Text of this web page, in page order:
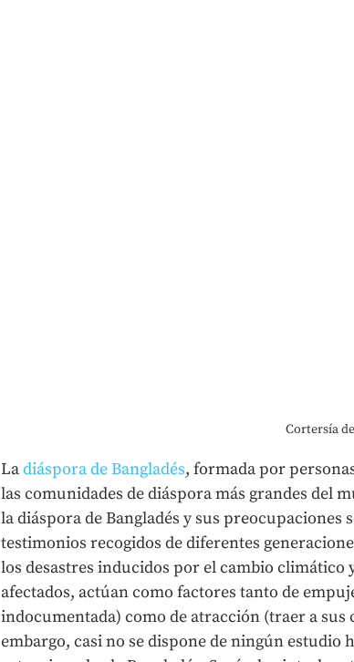
Cortersía
La diáspora de Bangladés, formada por
las comunidades de diáspora más grandes del
la diáspora de Bangladés y sus preocupaciones
testimonios recogidos de diferentes
los desastres inducidos por el cambio climático
afectados, actúan como factores tanto de
indocumentada) como de atracción (traer a sus
embargo, casi no se dispone de ningún